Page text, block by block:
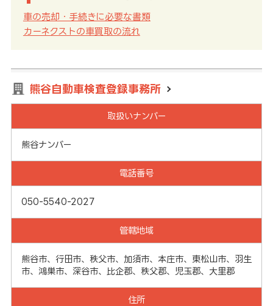
車の売却・手続きに必要な書類
カーネクストの車買取の流れ
熊谷自動車検査登録事務所
取扱いナンバー
熊谷ナンバー
電話番号
050-5540-2027
管轄地域
熊谷市、行田市、秩父市、加須市、本庄市、東松山市、羽生
市、鴻巣市、深谷市、比企郡、秩父郡、児玉郡、大里郡
住所